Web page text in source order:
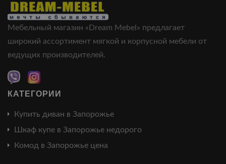
Мебельный магазин «Dream Mebel» предлагает
широкий ассортимент мягкой и корпусной мебели от
ведущих производителей.
КАТЕГОРИИ
Купить диван в Запорожье
Шкаф купе в Запорожье недорого
Комод в Запорожье цена